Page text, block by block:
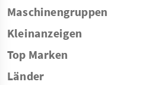
Maschinengruppen
Kleinanzeigen
Top Marken
Länder